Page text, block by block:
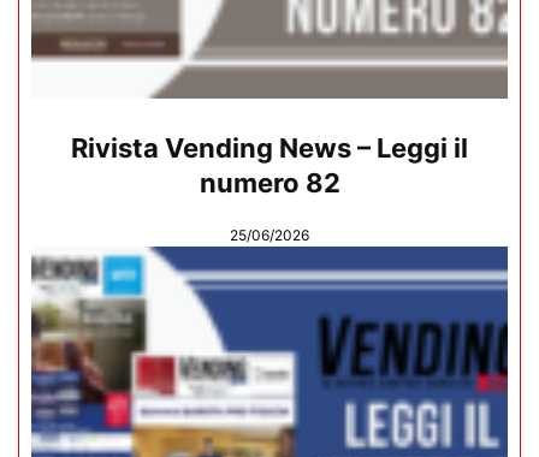
Rivista Vending News – Leggi il
numero 82
25/06/2026